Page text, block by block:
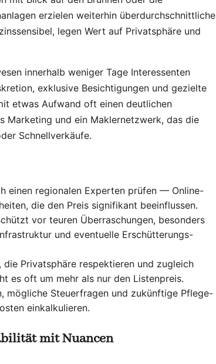
erzielen weiterhin überdurchschnittliche
legen Wert auf Privatsphäre und
innerhalb weniger Tage Interessenten
exklusive Besichtigungen und gezielte
etwas Aufwand oft einen deutlichen
Marketing und ein Maklernetzwerk, das die
Schnellverkäufe.
einen regionalen Experten prüfen — Online-
die den Preis signifikant beeinflussen.
vor teuren Überraschungen, besonders
und eventuelle Erschütterungs-
die Privatsphäre respektieren und zugleich
es oft um mehr als nur den Listenpreis.
mögliche Steuerfragen und zukünftige Pflege-
einkalkulieren.
mit Nuancen